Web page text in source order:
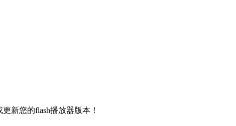
新您的flash播放器版本！